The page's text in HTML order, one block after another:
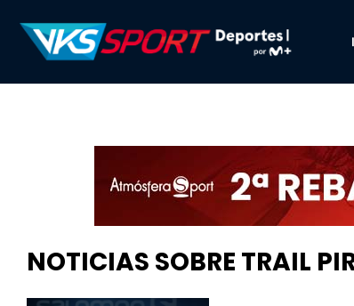
NOTICIAS SOBRE TRAIL